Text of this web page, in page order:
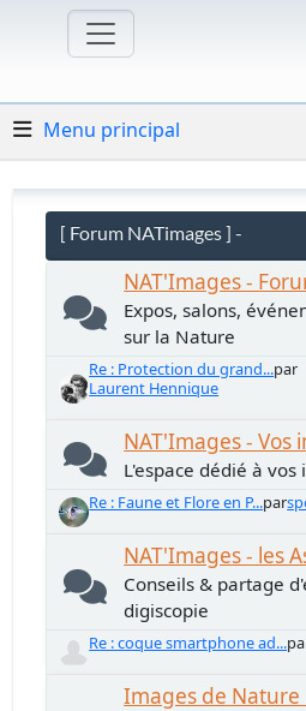
Menu principal
[ Forum NATimages ] -
NAT'Images -
Expos, salons,
sur la Nature
Re : Protection du grand...par
Laurent Hennique
NAT'Images - Vos
L'espace dédié à
Re : Faune et Flore en P...par
NAT'Images - les
Conseils & partage
digiscopie
Re : coque smartphone ad...
Images de Nature